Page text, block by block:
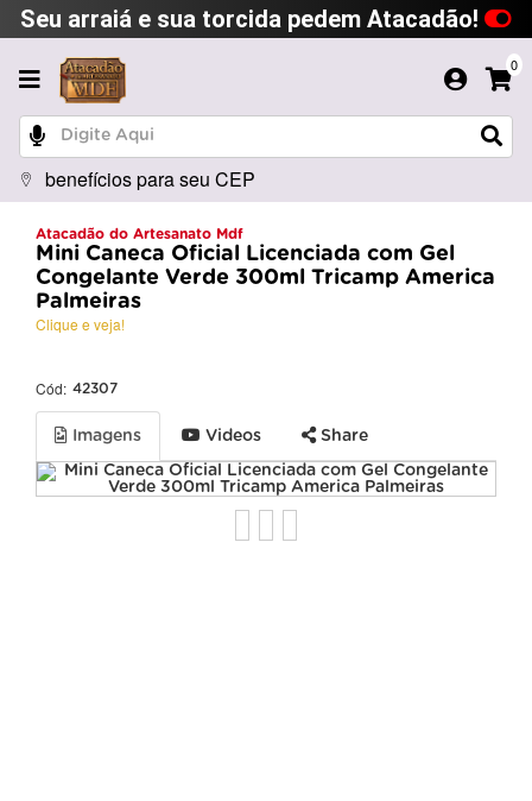
Seu arraiá e sua torcida pedem Atacadão!
0
benefícios para seu CEP
Atacadão do Artesanato Mdf
Mini Caneca Oficial Licenciada com Gel
Congelante Verde 300ml Tricamp America
Palmeiras
Clique e veja!
Cód: 42307
Imagens Videos Share